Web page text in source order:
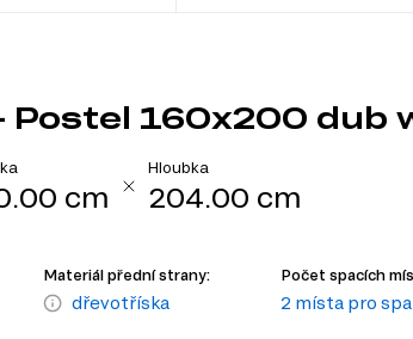
Postel 160x200 dub
cm
Hloubka
204.00 cm
Materiál přední strany:
dřevotříska
Počet spacích
2 místa pro